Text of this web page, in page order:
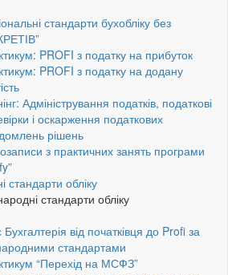
стандарти бухобліку без
PROFI з податку на прибуток
PROFI з податку на додану
Адміністрування податків, податкові
і оскарження податкових
рішень
з практичних занять програми
стандарти обліку
стандарти обліку
Бухгалтерія від початківця до Profi за
стандартами
“Перехід на МСФЗ”